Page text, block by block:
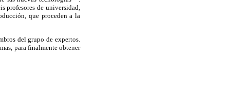
profesores de universidad,
que proceden a la
del grupo de expertos.
para finalmente obtener